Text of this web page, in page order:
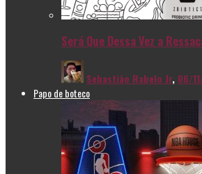
Será Que Dessa Vez a
Sebastião Rabelo Jr, 06/
Papo de boteco